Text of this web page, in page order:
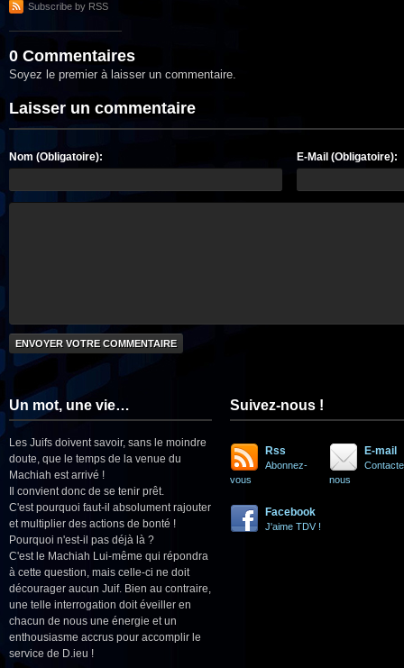
Subscribe by RSS
0 Commentaires
Soyez le premier à laisser un commentaire.
Laisser un commentaire
Nom (Obligatoire): E-Mail (Obligatoire):
Un mot, une vie…
Les Juifs doivent savoir, sans le moindre
doute, que le temps de la venue du
Machiah est arrivé !
Il convient donc de se tenir prêt.
C'est pourquoi faut-il absolument rajouter
et multiplier des actions de bonté !
Pourquoi n'est-il pas déjà là ?
C'est le Machiah Lui-même qui répondra
à cette question, mais celle-ci ne doit
décourager aucun Juif. Bien au contraire,
une telle interrogation doit éveiller en
chacun de nous une énergie et un
enthousiasme accrus pour accomplir le
service de D.ieu !
Suivez-nous !
Rss
Abonnez-
vous
E-mail
nous
Facebook
J'aime TDV !